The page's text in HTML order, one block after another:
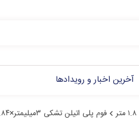
آخرین اخبار و رویدادها
فوم پلی اتیلن تشکی ۳میلیمتر×۱.۸۴متر×۱۰۰متر